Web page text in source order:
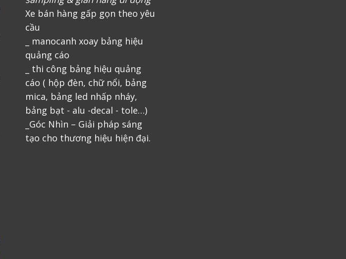
Xe bán hàng gấp gọn theo yêu
cầu
_ manocanh xoay bảng hiệu
quảng cáo
_ thi công bảng hiệu quảng
cáo ( hộp đèn, chữ nổi, bảng
mica, bảng led nhấp nháy,
bảng bạt - alu -decal - tole…)
_Góc Nhìn – Giải pháp sáng
tạo cho thương hiệu hiện đại.